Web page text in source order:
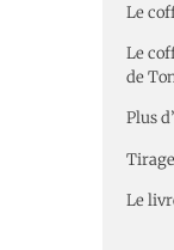
Le
Le
de
Plus
Le